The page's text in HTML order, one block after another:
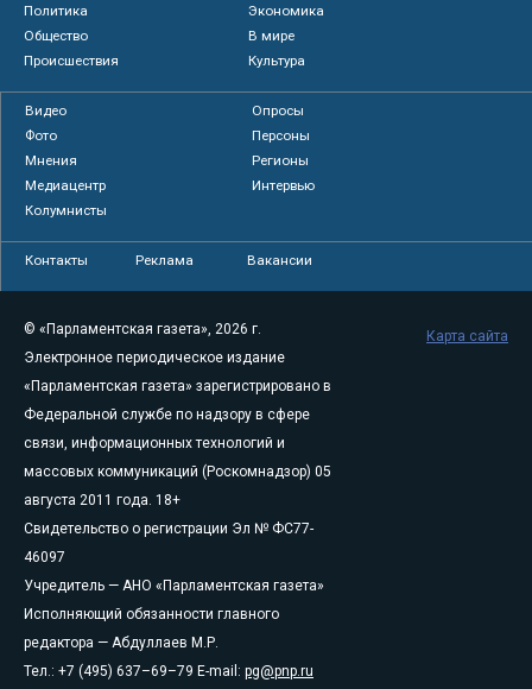
Политика
Экономика
Общество
В мире
Происшествия
Культура
Видео
Опросы
Фото
Персоны
Мнения
Регионы
Медиацентр
Интервью
Колумнисты
Контакты Реклама Вакансии
© «Парламентская газета», 2026 г.
Электронное периодическое издание
«Парламентская газета» зарегистрировано в
Федеральной службе по надзору в сфере
связи, информационных технологий и
массовых коммуникаций (Роскомнадзор) 05
августа 2011 года. 18+
Свидетельство о регистрации Эл № ФС77-
46097
Учредитель — АНО «Парламентская газета»
Исполняющий обязанности главного
редактора — Абдуллаев М.Р.
Тел.: +7 (495) 637–69–79 E-mail: pg@pnp.ru
Карта сайта